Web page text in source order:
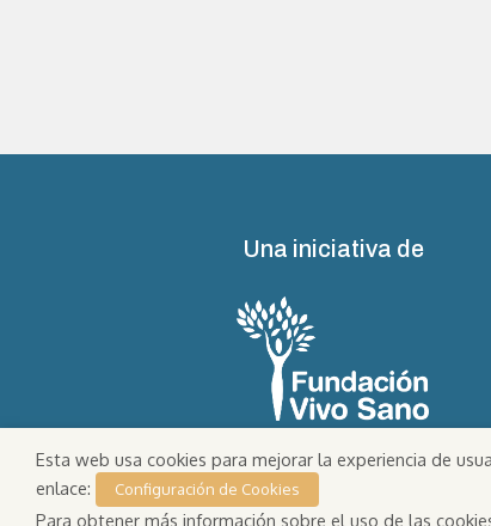
Una iniciativa de
Esta web usa cookies para mejorar la experiencia de
enlace:
Configuración de Cookies
Para obtener más información sobre el uso de las